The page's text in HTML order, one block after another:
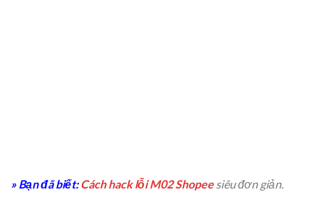
» Bạn đã biết: Cách hack lỗi M02 Shopeesiêu đơn giản.